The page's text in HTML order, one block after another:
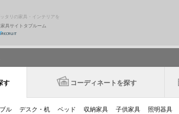
タリの家具・インテリアを
具サイトタブルーム
す コーディネートを探す
ル デスク・机 ベッド 収納家具 子供家具 照明器具